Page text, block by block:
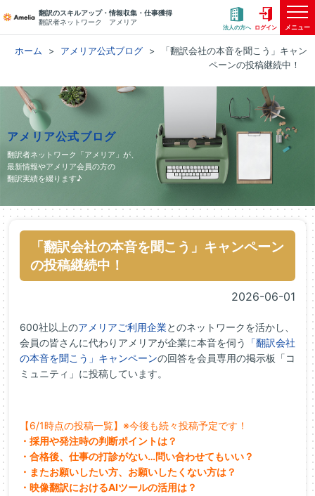
翻訳のスキルアップ・情報収集・仕事獲得
翻訳者ネットワーク アメリア
法人の方へ ログイン メニュー
ホーム アメリア公式ブログ
「翻訳会社の本音を聞こう」キャン
ペーンの投稿継続中！
アメリア公式ブログ
翻訳者ネットワーク「アメリア」が、
最新情報やアメリア会員の方の
翻訳実績を綴ります♪
「翻訳会社の本音を聞こう」キャンペーン
の投稿継続中！
2026-06-01
600社以上のアメリアご利用企業とのネットワークを活かし、
会員の皆さんに代わりアメリアが企業に本音を伺う
「翻訳会社
の本音を聞こう」キャンペーンの回答を会員専用の掲示板「コ
ミュニティ」に投稿しています。
【6/1時点の投稿一覧】※今後も続々投稿予定です！
・採用や発注時の判断ポイントは？
・合格後、仕事の打診がない…問い合わせてもいい？
・またお願いしたい方、お願いしたくない方は？
・映像翻訳におけるAIツールの活用は？